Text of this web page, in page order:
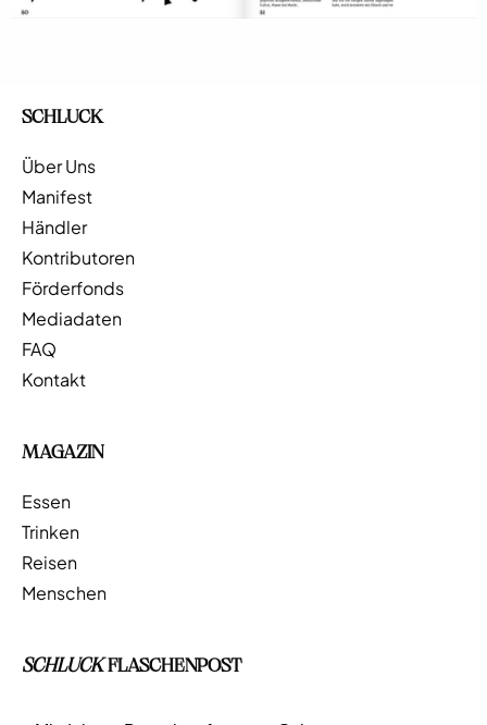
SCHLUCK
Über Uns
Manifest
Händler
Kontributoren
Förderfonds
Mediadaten
FAQ
Kontakt
MAGAZIN
Essen
Trinken
Reisen
Menschen
SCHLUCKFLASCHENPOST